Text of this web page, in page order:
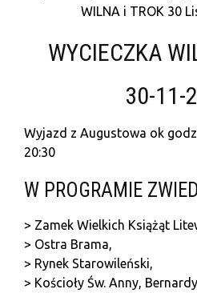
WILNA i TROK 30
WYCIECZKA
30-11-
Wyjazd z Augustowa ok
20:30
W PROGRAMIE
> Zamek Wielkich Książąt
> Ostra Brama,
> Rynek Starowileński,
> Kościoły Św. Anny,